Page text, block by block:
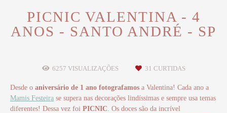
PICNIC VALENTINA - 4
ANOS - SANTO ANDRÉ - SP
6257 VISUALIZAÇÕES 31 CURTIDAS
Desde o aniversário de 1 ano fotografamos a Valentina! Cada ano a
Mamis Festeira se supera nas decorações lindíssimas e sempre usa temas
diferentes! Dessa vez foi PICNIC . Os doces são da incrível